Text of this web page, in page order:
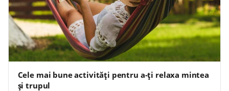
Cele mai bune activități pentru a-ți relaxa mintea
și trupul